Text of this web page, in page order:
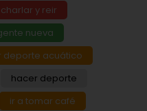
charlar y reir
nueva
deporte acuático
hacer deporte
ir a tomar café